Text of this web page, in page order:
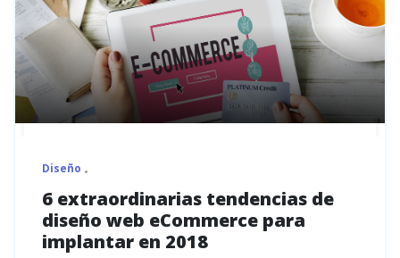
Diseño
6 extraordinarias tendencias de
diseño web eCommerce para
implantar en 2018